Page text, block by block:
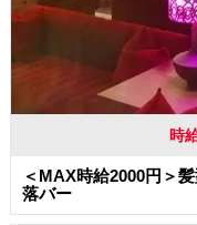
時
＜MAX時給2000円＞
落バー